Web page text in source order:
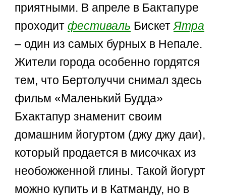
приятными. В апреле в Бактапуре
проходитфестиваль БискетЯтра
– один из самых бурных в Непале.
Жители города особенно гордятся
тем, что Бертолуччи снимал здесь
фильм «Маленький Будда»
Бхактапур знаменит своим
домашним йогуртом (джу джу даи),
который продается в мисочках из
необожженной глины. Такой йогурт
можно купить и в Катманду, но в